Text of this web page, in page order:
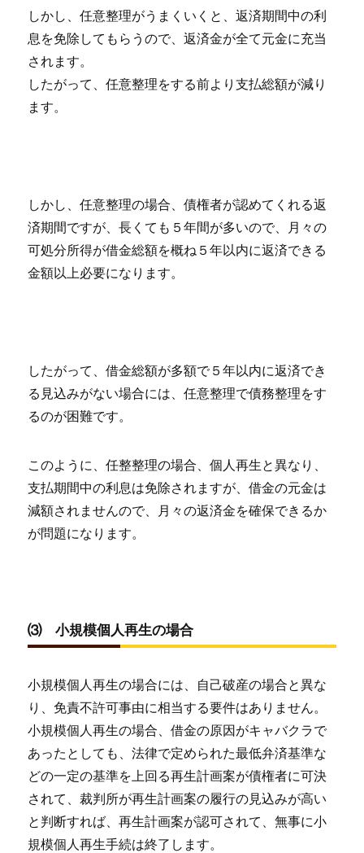
しかし、任意整理がうまくいくと、返済期間中の利
息を免除してもらうので、返済金が全て元金に充当
されます。
したがって、任意整理をする前より支払総額が減り
ます。
しかし、任意整理の場合、債権者が認めてくれる返
済期間ですが、長くても５年間が多いので、月々の
可処分所得が借金総額を概ね５年以内に返済できる
金額以上必要になります。
したがって、借金総額が多額で５年以内に返済でき
る見込みがない場合には、任意整理で債務整理をす
るのが困難です。
このように、任整整理の場合、個人再生と異なり、
支払期間中の利息は免除されますが、借金の元金は
減額されませんので、月々の返済金を確保できるか
が問題になります。
⑶ 小規模個人再生の場合
小規模個人再生の場合には、自己破産の場合と異な
り、免責不許可事由に相当する要件はありません。
小規模個人再生の場合、借金の原因がキャバクラで
あったとしても、法律で定められた最低弁済基準な
どの一定の基準を上回る再生計画案が債権者に可決
されて、裁判所が再生計画案の履行の見込みが高い
と判断すれば、再生計画案が認可されて、無事に小
規模個人再生手続は終了します。